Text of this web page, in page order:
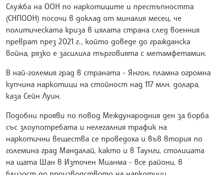
Служба на ООН по наркотиците и престъпността
(СНПООН) посочи в доклад от миналия месец, че
политическата криза в цялата страна след военния
преврат през 2021 г., който доведе до гражданска
война, рязко е засилила търговията с метамфетамин.
В най-големия град в страната - Янгон, пламна огромна
купчина наркотици на стойност над 117 млн. долара,
каза Сейн Луин.
Подобни прояви по повод Международния ден за борба
със злоупотребата и нелегалния трафик на
наркотични вещества се проведоха и във втория по
големина град Мандалай, както и в Таунги, столицата
на щата Шан в Източен Мианма - все райони, в